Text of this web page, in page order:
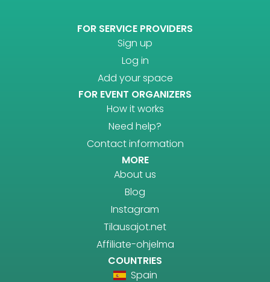
FOR SERVICE PROVIDERS
Sign up
Log in
Add your space
FOR EVENT ORGANIZERS
How it works
Need help?
Contact information
MORE
About us
Blog
Instagram
Tilausajot.net
Affiliate-ohjelma
COUNTRIES
Spain